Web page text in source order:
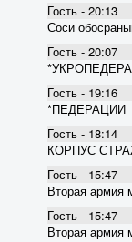
Гость - 20:13
Соси
Гость - 20:07
Гость - 19:16
*ПЕДЕРАЦИИ
Гость - 18:14
КОРПУС
Гость - 15:47
Вторая армия
Гость - 15:47
Вторая армия